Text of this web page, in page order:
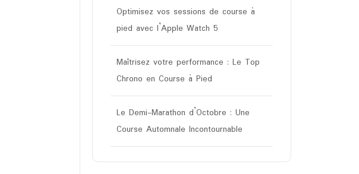
Optimisez vos sessions de course à
pied avec l’Apple Watch 5
Maîtrisez votre performance : Le Top
Chrono en Course à Pied
Le Demi-Marathon d’Octobre : Une
Course Automnale Incontournable